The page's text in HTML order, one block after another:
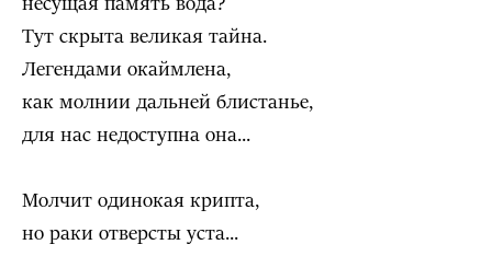
Тут скрыта великая тайна.
Легендами окаймлена,
как молнии дальней блистанье,
для нас недоступна она...
Молчит одинокая крипта,
но раки отверсты уста...